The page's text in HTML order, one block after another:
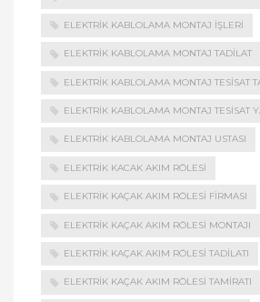
ELEKTRIK KABLOLAMA MONTAJ İŞLERI
ELEKTRIK KABLOLAMA MONTAJ TADILAT
ELEKTRIK KABLOLAMA MONTAJ TESISAT
ELEKTRIK KABLOLAMA MONTAJ TESISAT
ELEKTRIK KABLOLAMA MONTAJ USTASI
ELEKTRIK KACAK AKIM RÖLESI
ELEKTRIK KAÇAK AKIM RÖLESI FIRMASI
ELEKTRIK KAÇAK AKIM RÖLESI MONTAJI
ELEKTRIK KAÇAK AKIM RÖLESI TADILATI
ELEKTRIK KAÇAK AKIM RÖLESI TAMIRATI